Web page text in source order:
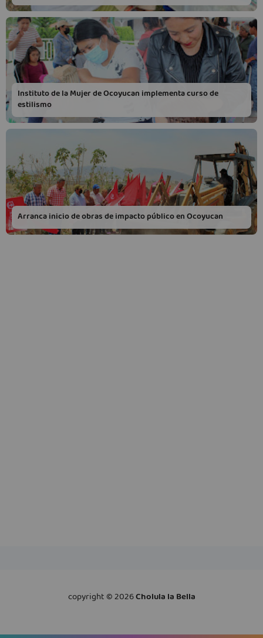
Instituto de la Mujer de Ocoyucan implementa curso de
estilismo
Arranca inicio de obras de impacto público en Ocoyucan
copyright ©2026Cholula la Bella